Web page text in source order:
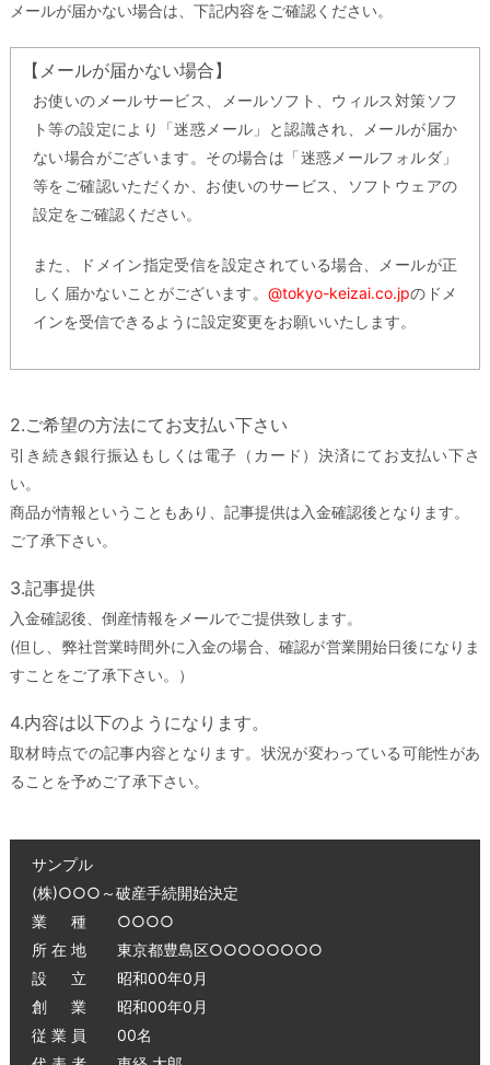
メールが届かない場合は、下記内容をご確認ください。
【メールが届かない場合】
お使いのメールサービス、メールソフト、ウィルス対策ソフ
ト等の設定により「迷惑メール」と認識され、メールが届か
ない場合がございます。その場合は「迷惑メールフォルダ」
等をご確認いただくか、お使いのサービス、ソフトウェアの
設定をご確認ください。
また、ドメイン指定受信を設定されている場合、メールが正
しく届かないことがございます。@tokyo-keizai.co.jpのドメ
インを受信できるように設定変更をお願いいたします。
2.ご希望の方法にてお支払い下さい
引き続き銀行振込もしくは電子（カード）決済にてお支払い下さ
い。
商品が情報ということもあり、記事提供は入金確認後となります。
ご了承下さい。
3.記事提供
入金確認後、倒産情報をメールでご提供致します。
(但し、弊社営業時間外に入金の場合、確認が営業開始日後になりま
すことをご了承下さい。）
4.内容は以下のようになります。
取材時点での記事内容となります。状況が変わっている可能性があ
ることを予めご了承下さい。
サンプル
(株)○○○～破産手続開始決定
業 種 ○○○○
所 在 地 東京都豊島区○○○○○○○○
設 立 昭和00年0月
創 業 昭和00年0月
従 業 員 00名